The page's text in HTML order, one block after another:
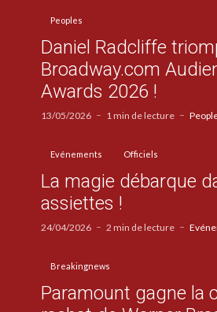
Peoples
Daniel Radcliffe
Broadway.com
Awards 2026 !
13/05/2026 1 min de lecture
Evénements Officiels
La magie débarque
assiettes !
24/04/2026 2 min de lecture
Breakingnews
Paramount gagne la